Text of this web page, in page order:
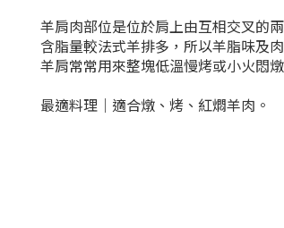
羊肩肉部位是位於肩上由互相交叉的
含脂量較法式羊排多，所以羊脂味及
羊肩常常用來整塊低溫慢烤或小火悶
最適料理｜適合燉、烤、紅燜羊肉。